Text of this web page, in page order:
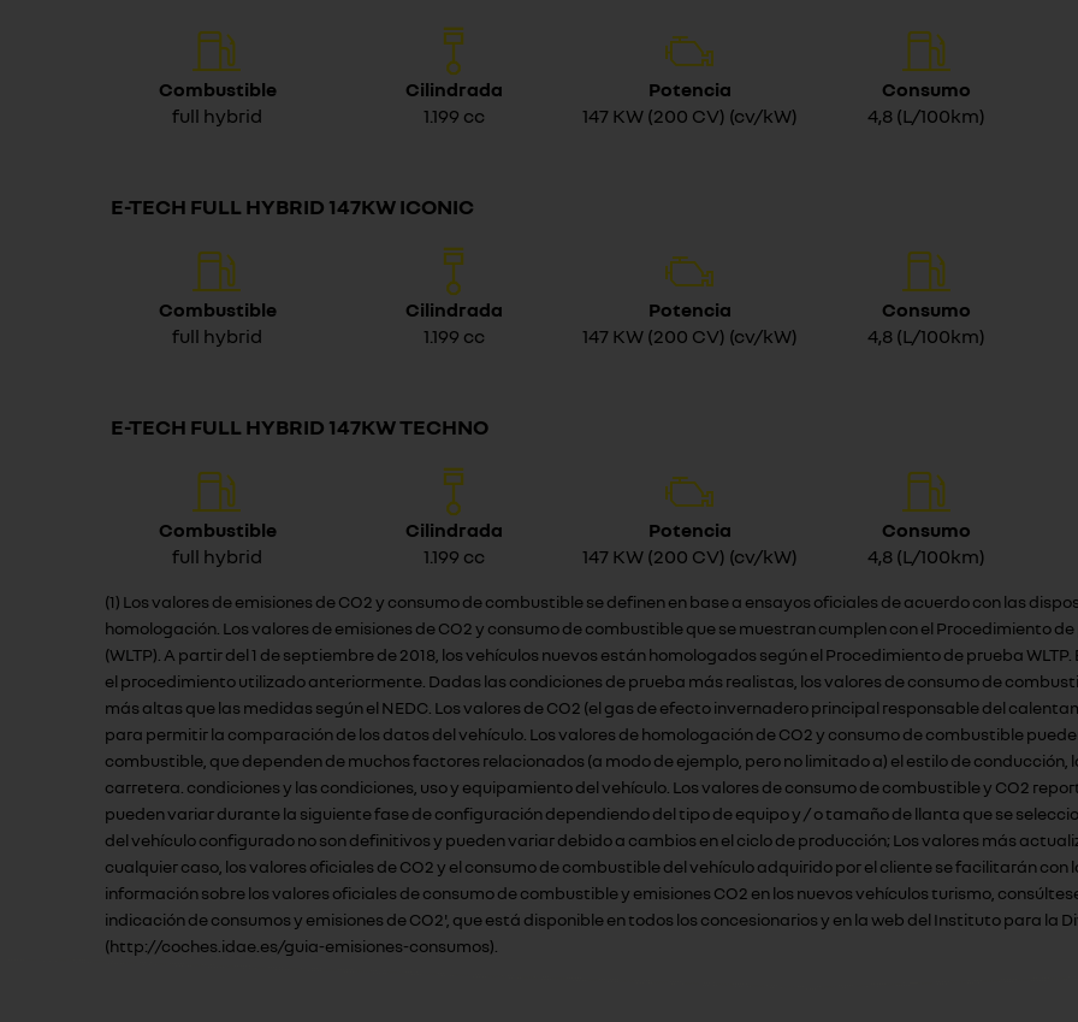
Combustible
full hybrid
Cilindrada
1.199 cc
Potencia
147 KW (200 CV) (cv/kW)
Consumo
4,8 (L/100km)
E-TECH FULL HYBRID 147KW ICONIC
Combustible
full hybrid
Cilindrada
1.199 cc
Potencia
147 KW (200 CV) (cv/kW)
Consumo
4,8 (L/100km)
E-TECH FULL HYBRID 147KW TECHNO
Combustible
full hybrid
Cilindrada
1.199 cc
Potencia
147 KW (200 CV) (cv/kW)
Consumo
4,8 (L/100km)
(1) Los valores de emisiones de CO2 y consumo de combustible se definen en base a ensayos oficiales de acuerdo con las
homologación. Los valores de emisiones de CO2 y consumo de combustible que se muestran cumplen con el Procedimiento
(WLTP). A partir del 1 de septiembre de 2018, los vehículos nuevos están homologados según el Procedimiento de prueba
el procedimiento utilizado anteriormente. Dadas las condiciones de prueba más realistas, los valores de consumo de
más altas que las medidas según el NEDC. Los valores de CO2 (el gas de efecto invernadero principal responsable del
para permitir la comparación de los datos del vehículo. Los valores de homologación de CO2 y consumo de combustible
combustible, que dependen de muchos factores relacionados (a modo de ejemplo, pero no limitado a) el estilo de
carretera. condiciones y las condiciones, uso y equipamiento del vehículo. Los valores de consumo de combustible y CO2
pueden variar durante la siguiente fase de configuración dependiendo del tipo de equipo y / o tamaño de llanta que se
del vehículo configurado no son definitivos y pueden variar debido a cambios en el ciclo de producción; Los valores más
cualquier caso, los valores oficiales de CO2 y el consumo de combustible del vehículo adquirido por el cliente se facilitarán
información sobre los valores oficiales de consumo de combustible y emisiones CO2 en los nuevos vehículos turismo,
indicación de consumos y emisiones de CO2', que está disponible en todos los concesionarios y en la web del Instituto para la
(http://coches.idae.es/guia-emisiones-consumos).